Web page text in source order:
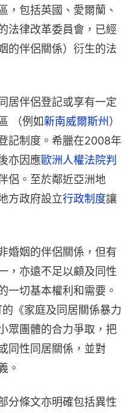
，包括英國、愛爾蘭、
法律改革委員會，已經
的伴侶關係）衍生的法
居伴侶登記或享有一定
（例如新南威爾斯州 ）
記制度。希臘在2008年
亦因應歐洲人權法院判
侶。至於鄰近亞洲地
方政府設立行政制度讓
婚姻的伴侶關係，但有
，亦遠不足以顧及同性
一切基本權利和需要。
《家庭及同居關係暴力
眾團體的合力爭取，把
同性同居關係，並對
。
分條文亦明確包括異性